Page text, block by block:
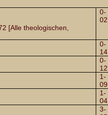
[Alle theologischen,
0-
02
0-
14
0-
12
1-
09
1-
04
3-